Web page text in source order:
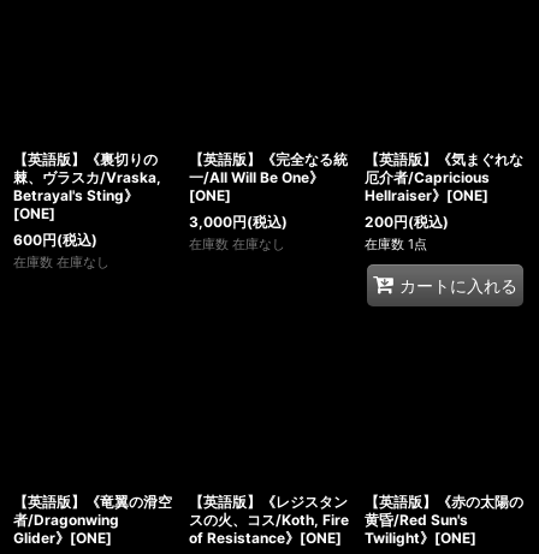
【英語版】《裏切りの
棘、ヴラスカ/Vraska,
Betrayal's Sting》
[ONE]
600円(税込)
在庫数 在庫なし
【英語版】《完全なる統
一/All Will Be One》
[ONE]
3,000円(税込)
在庫数 在庫なし
【英語版】《気まぐれな
厄介者/Capricious
Hellraiser》[ONE]
200円(税込)
在庫数 1点
カートに入れる
【英語版】《竜翼の滑空
者/Dragonwing
Glider》[ONE]
【英語版】《レジスタン
スの火、コス/Koth, Fire
of Resistance》[ONE]
【英語版】《赤の太陽の
黄昏/Red Sun's
Twilight》[ONE]